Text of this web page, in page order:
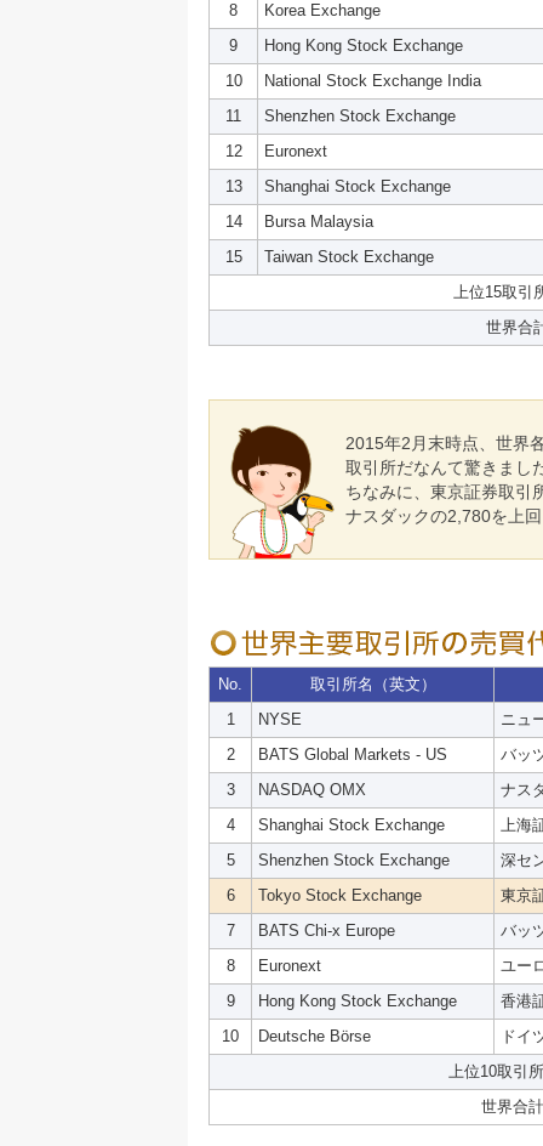
8
Korea Exchange
9
Hong Kong Stock Exchange
10
National Stock Exchange India
11
Shenzhen Stock Exchange
12
Euronext
13
Shanghai Stock Exchange
14
Bursa Malaysia
15
Taiwan Stock Exchange
上位15取引
世界合
2015年2月末時点、世界
取引所だなんて驚きまし
ちなみに、東京証券取引
ナスダックの2,780を上
No.
取引所名（英文）
1
NYSE
ニュ
2
BATS Global Markets - US
バッ
3
NASDAQ OMX
ナス
4
Shanghai Stock Exchange
上海
5
Shenzhen Stock Exchange
深セ
6
Tokyo Stock Exchange
東京
7
BATS Chi-x Europe
バッ
8
Euronext
ユー
9
Hong Kong Stock Exchange
香港
10
Deutsche Börse
ドイ
上位10取引
世界合計